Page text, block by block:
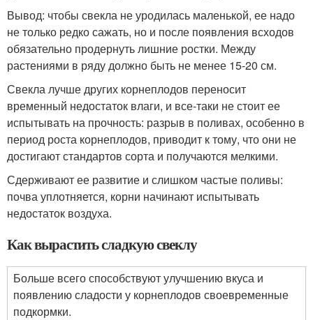
Вывод: чтобы свекла не уродилась маленькой, ее надо
не только редко сажать, но и после появления всходов
обязательно продернуть лишние ростки. Между
растениями в ряду должно быть не менее 15-20 см.
Свекла лучше других корнеплодов переносит
временный недостаток влаги, и все-таки не стоит ее
испытывать на прочность: разрыв в поливах, особенно в
период роста корнеплодов, приводит к тому, что они не
достигают стандартов сорта и получаются мелкими.
Сдерживают ее развитие и слишком частые поливы:
почва уплотняется, корни начинают испытывать
недостаток воздуха.
Как вырастить сладкую свеклу
Больше всего способствуют улучшению вкуса и
появлению сладости у корнеплодов своевременные
подкормки.